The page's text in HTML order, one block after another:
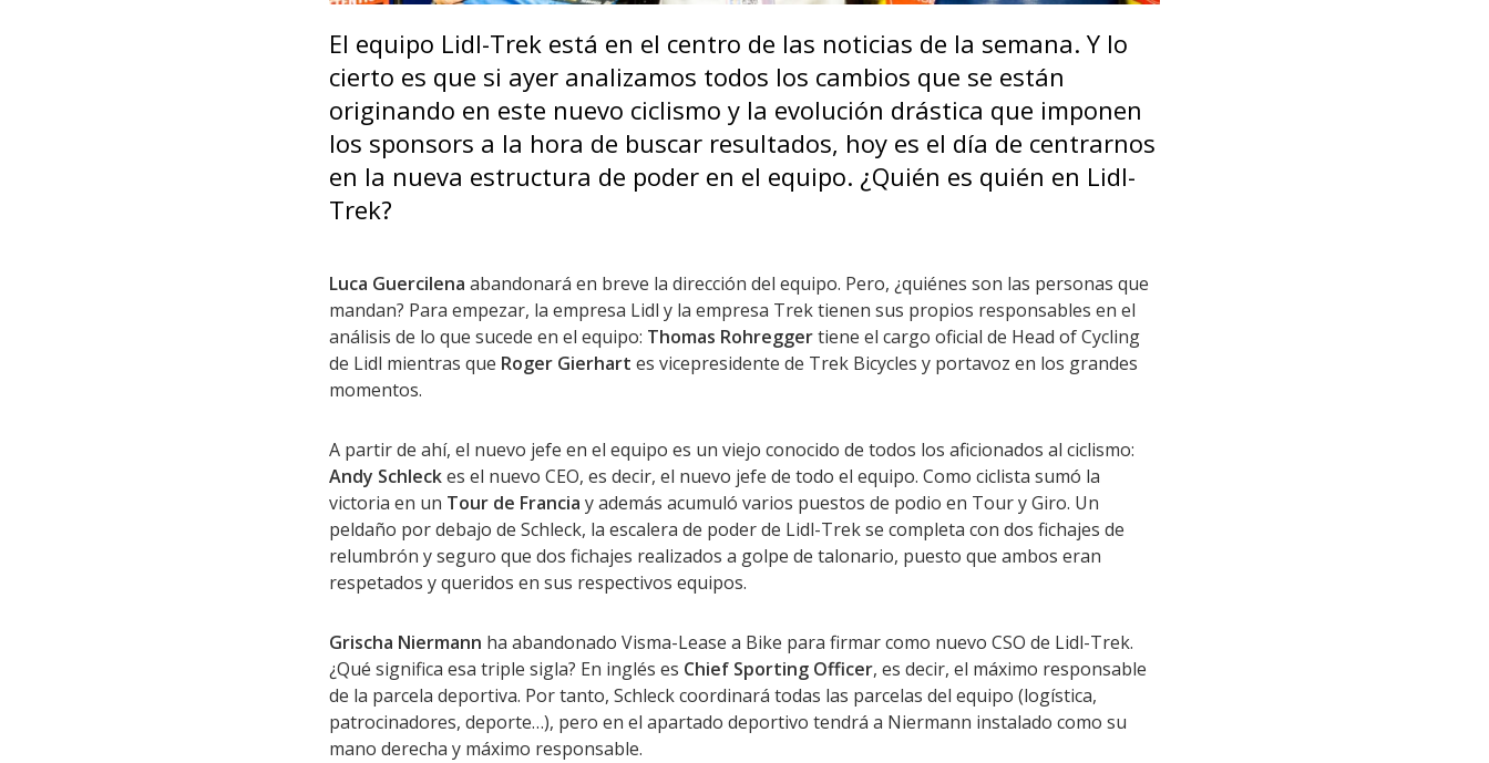
El equipo Lidl-Trek está en el centro de las noticias de la semana. Y lo
cierto es que si ayer analizamos todos los cambios que se están
originando en este nuevo ciclismo y la evolución drástica que imponen
los sponsors a la hora de buscar resultados, hoy es el día de centrarnos
en la nueva estructura de poder en el equipo. ¿Quién es quién en Lidl-
Trek?
Luca Guercilena abandonará en breve la dirección del equipo. Pero, ¿quiénes son las personas que
mandan? Para empezar, la empresa Lidl y la empresa Trek tienen sus propios responsables en el
análisis de lo que sucede en el equipo: Thomas Rohreggertiene el cargo oficial de Head of Cycling
de Lidl mientras que Roger Gierhart es vicepresidente de Trek Bicycles y portavoz en los grandes
momentos.
A partir de ahí, el nuevo jefe en el equipo es un viejo conocido de todos los aficionados al ciclismo:
Andy Schleckes el nuevo CEO, es decir, el nuevo jefe de todo el equipo. Como ciclista sumó la
victoria en un Tour de Francia y además acumuló varios puestos de podio en Tour y Giro. Un
peldaño por debajo de Schleck, la escalera de poder de Lidl-Trek se completa con dos fichajes de
relumbrón y seguro que dos fichajes realizados a golpe de talonario, puesto que ambos eran
respetados y queridos en sus respectivos equipos.
Grischa Niermann ha abandonado Visma-Lease a Bike para firmar como nuevo CSO de Lidl-Trek.
¿Qué significa esa triple sigla? En inglés es Chief Sporting Officer, es decir, el máximo responsable
de la parcela deportiva. Por tanto, Schleck coordinará todas las parcelas del equipo (logística,
patrocinadores, deporte…), pero en el apartado deportivo tendrá a Niermann instalado como su
mano derecha y máximo responsable.